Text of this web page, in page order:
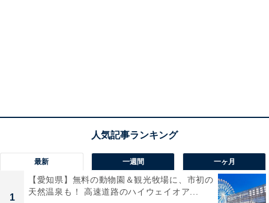
最新 一週間 一ヶ月
1
【愛知県】無料の動物園＆観光牧場に、市初の
天然温泉も！ 高速道路のハイウェイオア...